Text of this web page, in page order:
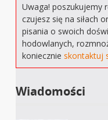
Uwaga! poszukujemy
czujesz się na siłach
pisania o swoich
hodowlanych,
koniecznieskontaktuj
Wiadomości